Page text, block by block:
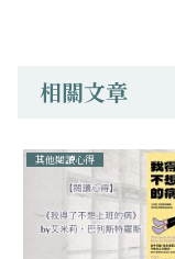
相關文章
其他閱讀心得